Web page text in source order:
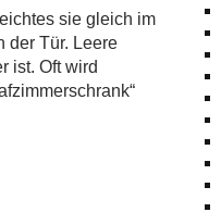
sie gleich im
der Tür. Leere
ist. Oft wird